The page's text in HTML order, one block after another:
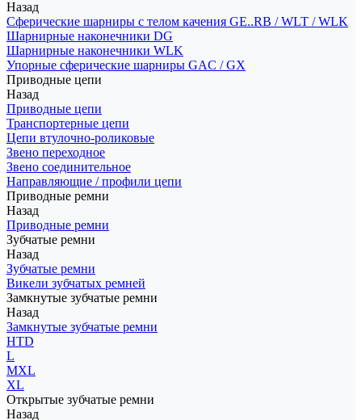
Назад
Сферические шарниры с телом качения GE..RB / WLT / WLK
Шарнирные наконечники DG
Шарнирные наконечники WLK
Упорные сферические шарниры GAC / GX
Приводные цепи
Назад
Приводные цепи
Транспортерные цепи
Цепи втулочно-роликовые
Звено переходное
Звено соединительное
Направляющие / профили цепи
Приводные ремни
Назад
Приводные ремни
Зубчатые ремни
Назад
Зубчатые ремни
Викели зубчатых ремней
Замкнутые зубчатые ремни
Назад
Замкнутые зубчатые ремни
HTD
L
MXL
XL
Открытые зубчатые ремни
Назад